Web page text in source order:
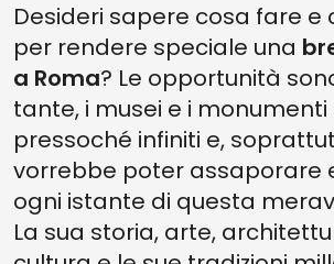
4. METTERE LA MANO NEL TOMBINO PIÙ FAMOSO
FULCRO DI UN’ANTICA LEGGENDA
3. ASSAPORA UNO DEI PIATTI PIÙ GUSTOSI
ROMANA
2. AMMIRA UNO DEI PANORAMI PIÙ INCREDIBILI
1. TRASCORRI LA SERATA PIÙ INDIMENTICABILE
ECCO ALTRI 5 SPUNTI PER SCOPRIRE LA CITTÀ
5. ESPLORA LE MERAVIGLIE DELL'ANTICO COLLE
Desideri sapere cosa fare e
per rendere speciale una
a Roma? Le opportunità
tante, i musei e i monumenti
pressoché infiniti e,
vorrebbe poter assaporare
ogni istante di questa
La sua storia, arte,